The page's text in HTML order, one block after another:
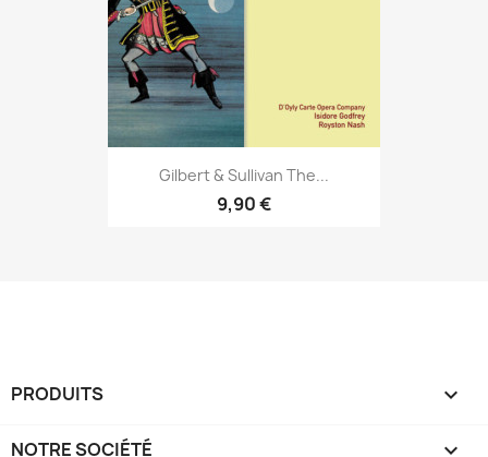
Gilbert & Sullivan The...
9,90 €
PRODUITS 
NOTRE SOCIÉTÉ 